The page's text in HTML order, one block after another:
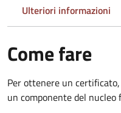
Ulteriori informazioni
Come fare
Per ottenere un
un componente del nucleo